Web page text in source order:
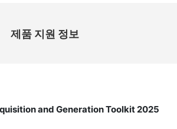
제품 지원 정보
and Generation Toolkit 2025